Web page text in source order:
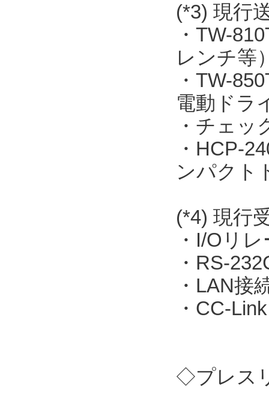
(*3) 現行
・TW-
レンチ等
・TW-
電動ドラ
・チェ
・HCP-
ンパクト
(*4) 現行
・I/Oリ
・RS-
・LAN接
・CC-
◇プレス